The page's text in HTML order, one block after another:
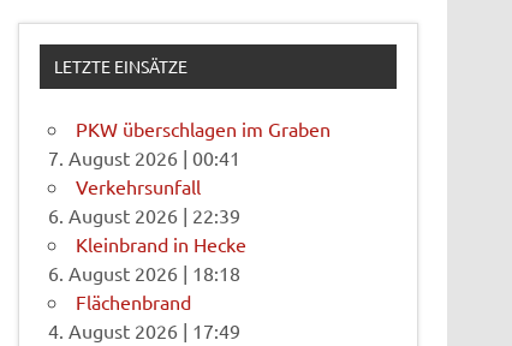
LETZTE EINSÄTZE
PKW überschlagen im Graben
7. August 2026 |00:41
Verkehrsunfall
6. August 2026 | 22:39
Kleinbrand in Hecke
6. August 2026 | 18:18
Flächenbrand
4. August 2026 | 17:49